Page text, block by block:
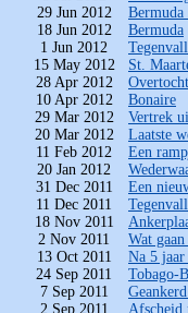
29 Jun 2012
Bermuda
18 Jun 2012
Bermuda
1 Jun 2012
15 May 2012
St.
28 Apr 2012
10 Apr 2012
Bonaire
29 Mar 2012
Vertrek
20 Mar 2012
Laatste
11 Feb 2012
Een
20 Jan 2012
31 Dec 2011
Een
11 Dec 2011
18 Nov 2011
2 Nov 2011
Wat
13 Oct 2011
Na 5 jaar
24 Sep 2011
Tobago-
7 Sep 2011
2 Sep 2011
Afscheid